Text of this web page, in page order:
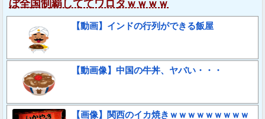
ぼ全国制覇しててワロタｗｗｗｗ
【動画】インドの行列ができる飯屋
【動画像】中国の牛丼、ヤバい・・・
【画像】関西のイカ焼きｗｗｗｗｗｗｗｗｗ